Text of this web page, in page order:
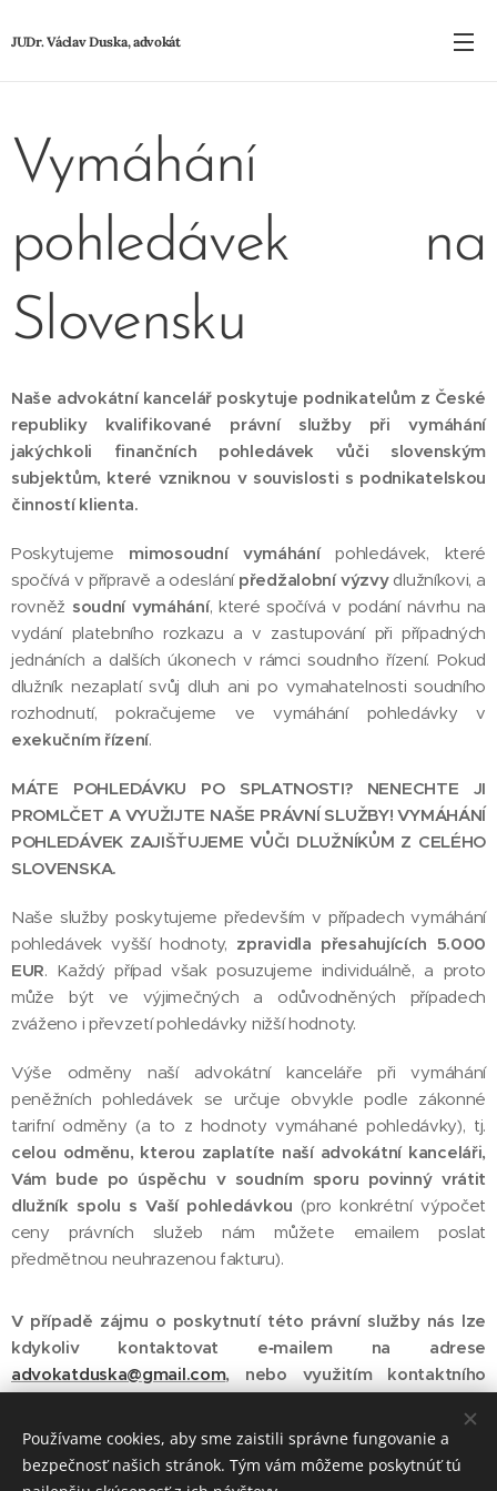
JUDr. Václav Duska, advokát
Vymáhání
pohledávek na
Slovensku
Naše advokátní kancelář poskytuje podnikatelům z České
republikykvalifikované právní služby při vymáhání
jakýchkoli finančních pohledávek vůči slovenským
subjektům, které vzniknou v souvislosti s podnikatelskou
činností klienta.
Poskytujeme mimosoudní vymáhánípohledávek, které
spočívá v přípravě a odeslání předžalobní výzvydlužníkovi, a
rovněž soudní vymáhání, které spočívá v podání návrhu na
vydání platebního rozkazu a v zastupování při případných
jednáních a dalších úkonech v rámci soudního řízení. Pokud
dlužník nezaplatí svůj dluh ani po vymahatelnosti soudního
rozhodnutí, pokračujeme ve vymáhání pohledávky v
exekučním řízení.
MÁTE POHLEDÁVKU PO SPLATNOSTI? NENECHTE JI
PROMLČET A VYUŽIJTE NAŠE PRÁVNÍ SLUŽBY! VYMÁHÁNÍ
POHLEDÁVEK ZAJIŠŤUJEME VŮČI DLUŽNÍKŮM Z CELÉHO
SLOVENSKA.
Naše služby poskytujeme především v případech vymáhání
pohledávek vyšší hodnoty, zpravidla přesahujících 5.000
EUR. Každý případ však posuzujeme individuálně, a proto
může být ve výjimečných a odůvodněných případech
zváženo i převzetí pohledávky nižší hodnoty.
Výše odměny naší advokátní kanceláře při vymáhání
peněžních pohledávek se určuje obvykle podle zákonné
tarifní odměny (a to z hodnoty vymáhané pohledávky), tj.
celou odměnu, kterou zaplatíte naší advokátní kanceláři,
Vám bude po úspěchu v soudním sporu povinný vrátit
dlužník spolu s Vaší pohledávkou (pro konkrétní výpočet
ceny právních služeb nám můžete emailem poslat
předmětnou neuhrazenou fakturu).
V případě zájmu o poskytnutí této právní služby nás lze
kdykoliv kontaktovat e‑mailem na adrese
advokatduska@gmail.com, nebo využitím kontaktního
Používame cookies, aby sme zaistili správne fungovanie a
bezpečnosť našich stránok. Tým vám môžeme poskytnúť tú